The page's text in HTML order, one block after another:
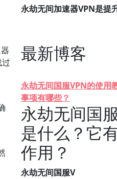
永劫无间加速器VPN是提
最新博客
永劫无间国服VPN的使用
事项有哪些？
永劫无间国
是什么？它
作用？
永劫无间国服V